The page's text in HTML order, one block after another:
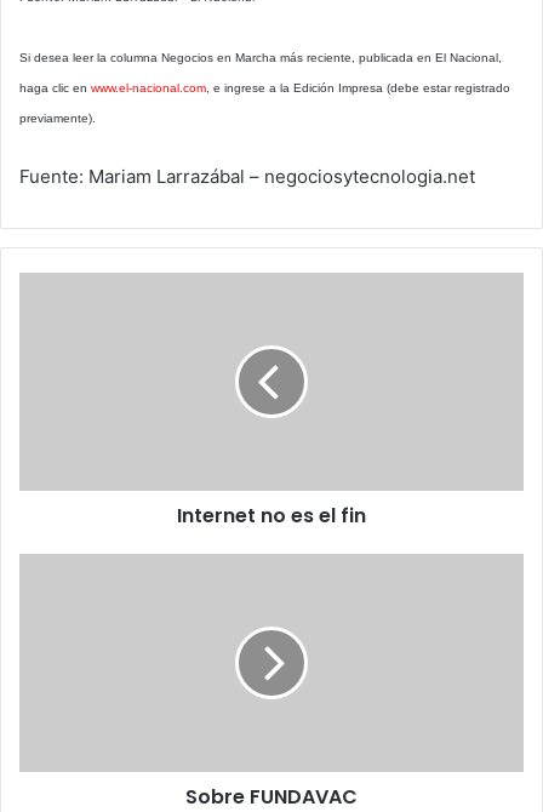
Si desea leer la columna Negocios en Marcha más reciente, publicada en El Nacional,
haga clic en www.el-nacional.com , e ingrese a la Edición Impresa (debe estar registrado
previamente).
Fuente: Mariam Larrazábal – negociosytecnologia.net
Internet no es el fin
Sobre FUNDAVAC